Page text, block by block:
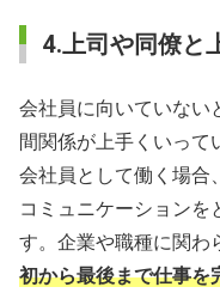
4.上司や同僚と
会社員に向いていない
間関係が上手くいって
会社員として働く場合
コミュニケーションを
す。企業や職種に関わ
初から最後まで仕事を